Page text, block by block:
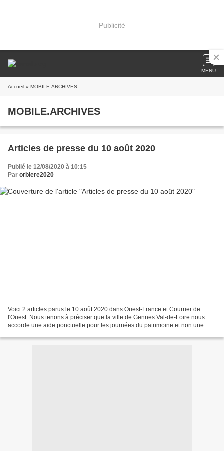
Publicité
MENU
Accueil » MOBILE.ARCHIVES
MOBILE.ARCHIVES
Articles de presse du 10 août 2020
Publié le 12/08/2020 à 10:15
Par orbiere2020
Voici 2 articles parus le 10 août 2020 dans Ouest-France et Courrier de
l'Ouest. Nous tenons à préciser que la ville de Gennes Val-de-Loire nous
accorde une aide ponctuelle pour les journées du patrimoine et non une